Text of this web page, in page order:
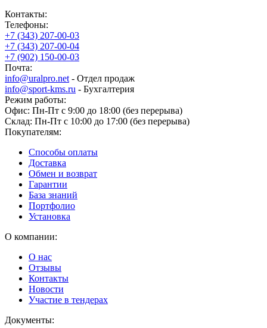
Контакты:
Телефоны:
+7 (343) 207-00-03
+7 (343) 207-00-04
+7 (902) 150-00-03
Почта:
info@uralpro.net - Отдел продаж
info@sport-kms.ru - Бухгалтерия
Режим работы:
Офис: Пн-Пт с 9:00 до 18:00 (без перерыва)
Склад: Пн-Пт с 10:00 до 17:00 (без перерыва)
Покупателям:
Способы оплаты
Доставка
Обмен и возврат
Гарантии
База знаний
Портфолио
Установка
О компании:
О нас
Отзывы
Контакты
Новости
Участие в тендерах
Документы: